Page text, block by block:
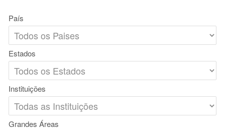
País
Estados
Instituições
Grandes Áreas